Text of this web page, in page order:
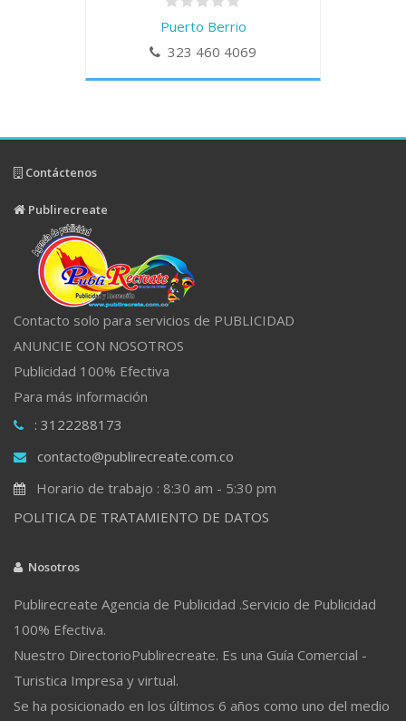
Puerto Berrio
323 460 4069
Contáctenos
Publirecreate
Contacto solo para servicios de PUBLICIDAD
ANUNCIE CON NOSOTROS
Publicidad 100% Efectiva
Para más información
: 3122288173
contacto@publirecreate.com.co
Horario de trabajo : 8:30 am - 5:30 pm
POLITICA DE TRATAMIENTO DE DATOS
Nosotros
Publirecreate Agencia de Publicidad .Servicio de Publicidad
100% Efectiva.
Nuestro DirectorioPublirecreate. Es una Guía Comercial -
Turistica Impresa y virtual.
Se ha posicionado en los últimos 6 años como uno del medio